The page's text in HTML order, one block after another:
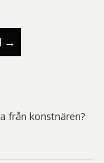
→
från konstnären?